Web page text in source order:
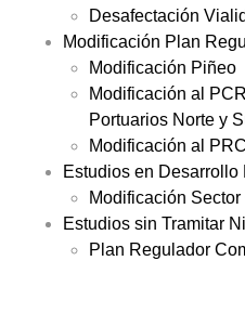
Desafectación
Modificación Plan
Modificación Piñeo
Modificación al
Portuarios Norte y
Modificación al
Estudios en Desarrollo
Modificación
Estudios sin Tramitar
Plan Regulador